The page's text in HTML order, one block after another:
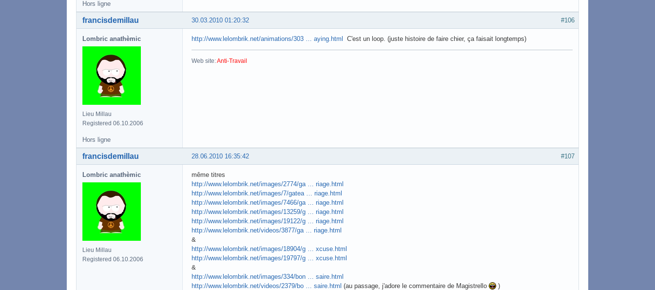
Hors ligne
#106
30.03.2010 01:20:32
francisdemillau
Lombric anathèmic
Lieu Millau
Registered 06.10.2006
http://www.lelombrik.net/animations/303 … aying.html C'est un loop. (juste histoire de faire chier, ça faisait longtemps)
Web site:Anti-Travail
Hors ligne
#107
28.06.2010 16:35:42
francisdemillau
Lombric anathèmic
Lieu Millau
Registered 06.10.2006
même titres
http://www.lelombrik.net/images/2774/ga … riage.html
http://www.lelombrik.net/images/7/gatea … riage.html
http://www.lelombrik.net/images/7466/ga … riage.html
http://www.lelombrik.net/images/13259/g … riage.html
http://www.lelombrik.net/images/19122/g … riage.html
http://www.lelombrik.net/videos/3877/ga … riage.html
&
http://www.lelombrik.net/images/18904/g … xcuse.html
http://www.lelombrik.net/images/19797/g … xcuse.html
&
http://www.lelombrik.net/images/334/bon … saire.html
http://www.lelombrik.net/videos/2379/bo … saire.html (au passage, j'adore le commentaire de Magistrello
)